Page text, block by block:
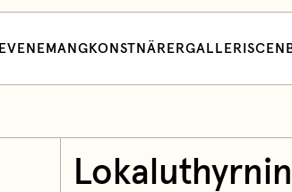
EVENEMANG KONSTNÄRERGALLERI SCEN